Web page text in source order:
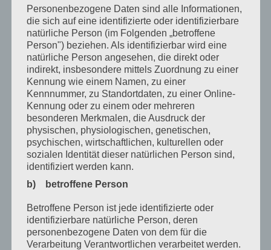
Oktober 2020
August 2020
Juli 2020
Juni 2020
Mai 2020
April 2020
März 2020
Februar 2020
Januar 2020
Dezember 2019
November 2019
Oktober 2019
Personenbezogene Daten sind alle Informationen,
die sich auf eine identifizierte oder identifizierbare
natürliche Person (im Folgenden „betroffene
Person") beziehen. Als identifizierbar wird eine
natürliche Person angesehen, die direkt oder
indirekt, insbesondere mittels Zuordnung zu einer
Kennung wie einem Namen, zu einer
Kennnummer, zu Standortdaten, zu einer Online-
Kennung oder zu einem oder mehreren
besonderen Merkmalen, die Ausdruck der
physischen, physiologischen, genetischen,
psychischen, wirtschaftlichen, kulturellen oder
sozialen Identität dieser natürlichen Person sind,
identifiziert werden kann.
b) betroffene Person
Betroffene Person ist jede identifizierte oder
identifizierbare natürliche Person, deren
personenbezogene Daten von dem für die
Verarbeitung Verantwortlichen verarbeitet werden.